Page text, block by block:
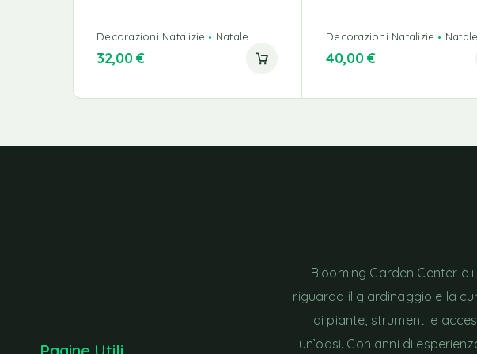
Decorazioni Natalizie Natale
32,00€
Decorazioni Natalizie Natale
40,00€
Blooming Garden Center
riguarda il giardinaggio e la
di piante, strumenti e
un’oasi. Con anni di